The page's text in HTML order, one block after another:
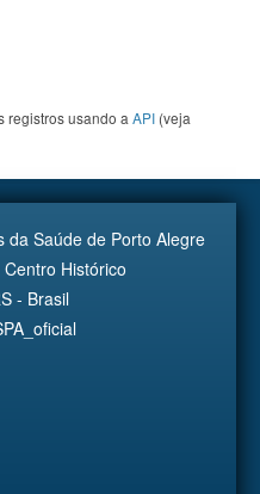
registros usando a API (veja
da Saúde de Porto Alegre
Histórico
- Brasil